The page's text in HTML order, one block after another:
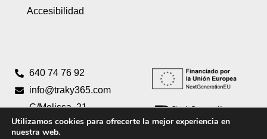
Accesibilidad
640 74 76 92
info@traky365.com
C/Melissa, 21
Pta 2 46980
Paterna,
Utilizamos cookies para ofrecerte la mejor experiencia en
nuestra web.